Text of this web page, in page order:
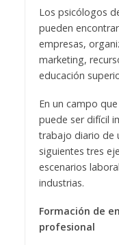
Los psicólogos
pueden
empresas,
marketing,
educación
En un campo
puede ser difícil
trabajo diario de
siguientes tres
escenarios
industrias.
Formación de
profesional